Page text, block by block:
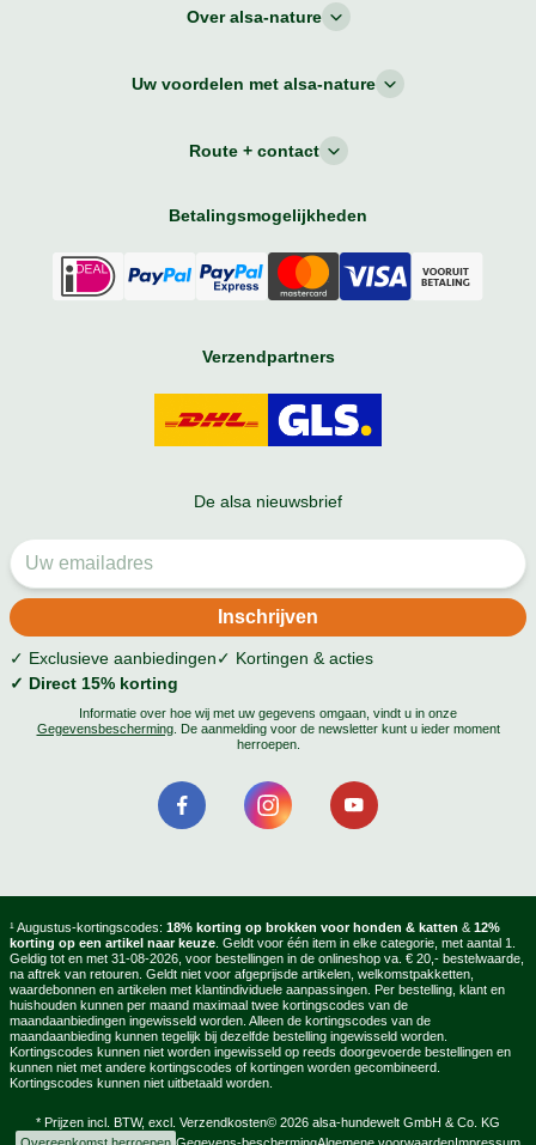
Over alsa-nature
Uw voordelen met alsa-nature
Route + contact
Betalingsmogelijkheden
Verzendpartners
De alsa nieuwsbrief
✓ Exclusieve aanbiedingen✓ Kortingen & acties
✓ Direct 15% korting
Informatie over hoe wij met uw gegevens omgaan, vindt u in onze
Gegevensbescherming. De aanmelding voor de newsletter kunt u ieder moment
herroepen.
¹ Augustus-kortingscodes: 18% korting op brokken voor honden & katten & 12%
korting op een artikel naar keuze . Geldt voor één item in elke categorie, met aantal 1.
Geldig tot en met 31-08-2026, voor bestellingen in de onlineshop va. € 20,- bestelwaarde,
na aftrek van retouren. Geldt niet voor afgeprijsde artikelen, welkomstpakketten,
waardebonnen en artikelen met klantindividuele aanpassingen. Per bestelling, klant en
huishouden kunnen per maand maximaal twee kortingscodes van de
maandaanbiedingen ingewisseld worden. Alleen de kortingscodes van de
maandaanbieding kunnen tegelijk bij dezelfde bestelling ingewisseld worden.
Kortingscodes kunnen niet worden ingewisseld op reeds doorgevoerde bestellingen en
kunnen niet met andere kortingscodes of kortingen worden gecombineerd.
Kortingscodes kunnen niet uitbetaald worden.
* Prijzen incl. BTW, excl. Verzendkosten© 2026 alsa-hundewelt GmbH & Co. KG